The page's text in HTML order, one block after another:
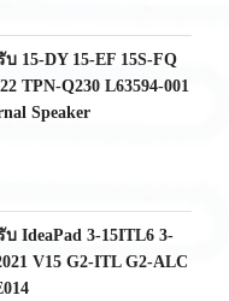
15-DY 15-EF 15S-FQ
TPN-Q230 L63594-001
Speaker
IdeaPad 3-15ITL6 3-
V15 G2-ITL G2-ALC